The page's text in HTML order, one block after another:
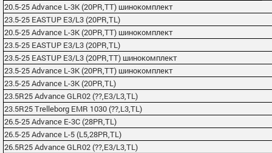
20.5-25 Advance L-3K (20PR,TT) шинокомплект
23.5-25 EASTUP E3/L3 (20PR,TL)
20.5-25 Advance L-3K (20PR,TT) шинокомплект
23.5-25 EASTUP E3/L3 (20PR,TL)
23.5-25 EASTUP E3/L3 (20PR,TT) шинокомплект
23.5-25 Advance L-3K (20PR,TT) шинокомплект
23.5-25 Advance L-3K (20PR,TL)
23.5R25 Advance GLR02 (??,E3/L3,TL)
23.5R25 Trelleborg EMR 1030 (??,L3,TL)
26.5-25 Advance E-3C (28PR,TL)
26.5-25 Advance L-5 (L5,28PR,TL)
26.5R25 Advance GLR02 (??,E3/L3,TL)